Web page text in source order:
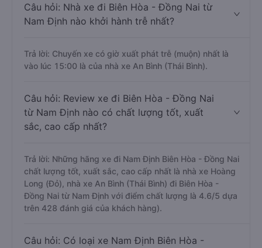
Câu hỏi: Nhà xe đi Biên Hòa - Đồng Nai từ
Nam Định nào khởi hành trễ nhất?
Trả lời: Chuyến xe có giờ xuất phát trễ (muộn) nhất là
vào lúc 15:00 là của nhà xe An Bình (Thái Bình).
Câu hỏi: Review xe đi Biên Hòa - Đồng Nai
từ Nam Định nào có chất lượng tốt, xuất
sắc, cao cấp nhất?
Trả lời: Những hãng xe đi Nam Định Biên Hòa - Đồng Nai
chất lượng tốt, xuất sắc, cao cấp nhất là nhà xe Hoàng
Long (Đỏ), nhà xe An Bình (Thái Bình) đi Biên Hòa -
Đồng Nai từ Nam Định với điểm chất lượng là 4.6/5 dựa
trên 428 đánh giá của khách hàng).
Câu hỏi: Có loại xe Nam Định Biên Hòa -